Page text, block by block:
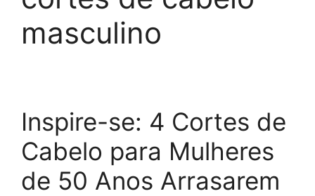
masculino
Inspire-se: 4 Cortes de
Cabelo para Mulheres
de 50 Anos Arrasarem